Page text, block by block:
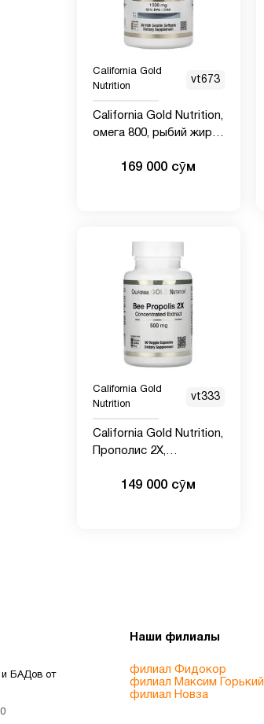
California Gold
Nutrition
vt673
California Gold Nutrition,
омега 800, рыбий жир
степени чистоты, 80%
169 000 сӯм
California Gold
Nutrition
vt333
California Gold Nutrition,
Прополис 2X,
экстракт, 500 мг, 90
149 000 сӯм
и БАДов от
Наши филиалы
филиал Фидокор
филиал Максим Горький
филиал Новза